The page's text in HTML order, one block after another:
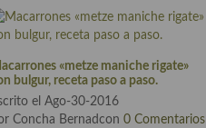
«metze maniche rigate»
bulgur, receta paso a paso.
el Ago-30-2016
Concha Bernadcon0 Comentarios